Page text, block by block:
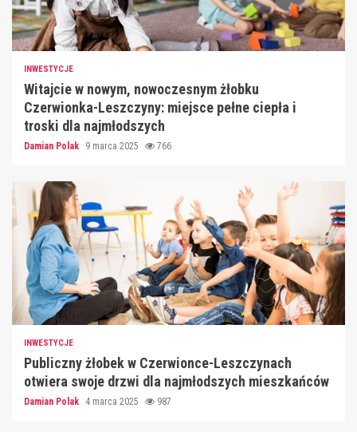
INWESTYCJE
Witajcie w nowym, nowoczesnym żłobku
Czerwionka-Leszczyny: miejsce pełne ciepła i
troski dla najmłodszych
Damian Polak 9 marca 2025 766
INWESTYCJE
Publiczny żłobek w Czerwionce-Leszczynach
otwiera swoje drzwi dla najmłodszych mieszkańców
Damian Polak 4 marca 2025 987